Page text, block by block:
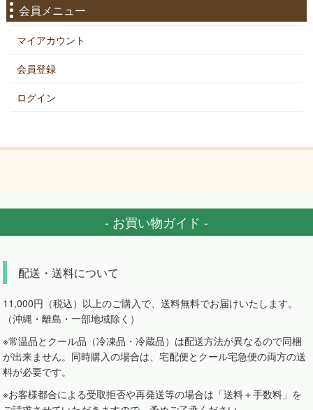
会員メニュー
マイアカウント
会員登録
ログイン
- お買い物ガイド -
配送・送料について
11,000円（税込）以上のご購入で、送料無料でお届けいたします。
（沖縄・離島・一部地域除く）
※常温品とクール品（冷凍品・冷蔵品）は配送方法が異なるので同梱
が出来ません。同時購入の場合は、宅配便とクール宅急便の両方の送
料が必要です。
※お客様都合による受取拒否や再発送等の場合は「送料＋手数料」を